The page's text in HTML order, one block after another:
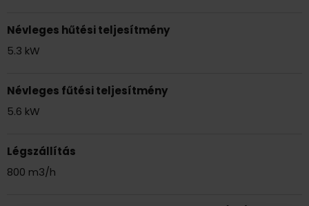
UV-C fény fertőtlenítő
iClean
Kültéri önportalanító funkció
Hűtőközeghiány érzékelés
"Breeze away" funkció
Sleep funkció
Névleges hűtési teljesítmény
5.3 kW
Névleges fűtési teljesítmény
5.6 kW
Légszállítás
800 m3/h